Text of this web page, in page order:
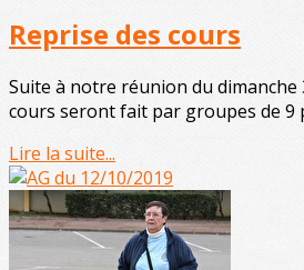
Reprise des cours
Suite à notre réunion du dimanche
cours seront fait par groupes de 9
Lire la suite...